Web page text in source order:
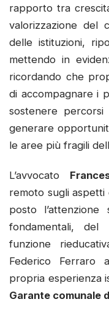
rapporto tra
valorizzazione del
delle istituzioni,
mettendo in
ricordando che
di accompagnare i
sostenere
generare
le aree più fragili
L’avvocato
remoto sugli
posto
fondamentali, del
funzione
Federico Ferraro
propria esperienza
Garante comunale